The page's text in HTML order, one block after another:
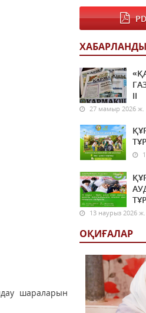
шараларын
ІI
27 мамыр 2026 ж.
13 наурыз 2026 ж.
ОҚИҒАЛАР